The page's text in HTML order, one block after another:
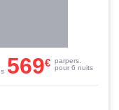
569€ parpers.
pour 6 nuits